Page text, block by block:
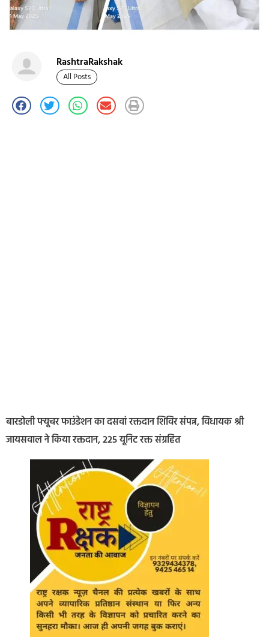
RashtraRakshak
All Posts
बारडोली फ्यूचर फाउंडेशन का दसवां रक्तदान शिविर संपन्न, विधायक श्री
जायसवाल ने किया रक्तदान, 225 यूनिट रक्त संग्रहित